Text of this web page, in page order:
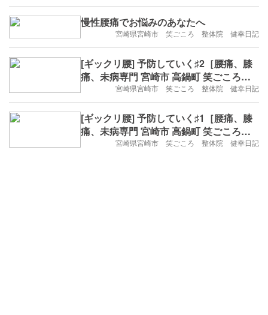
慢性腰痛でお悩みのあなたへ
宮崎県宮崎市 笑ごころ 整体院 健幸日記
[ギックリ腰] 予防していく♯2［腰痛、膝
痛、未病専門 宮崎市 高鍋町 笑ごころ整
宮崎県宮崎市 笑ごころ 整体院 健幸日記
[ギックリ腰] 予防していく♯1［腰痛、膝
痛、未病専門 宮崎市 高鍋町 笑ごころ整
宮崎県宮崎市 笑ごころ 整体院 健幸日記